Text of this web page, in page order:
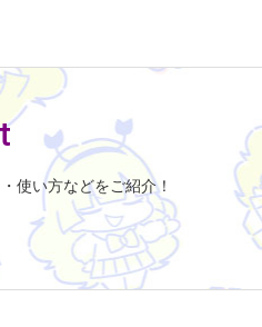
使い方などをご紹介！